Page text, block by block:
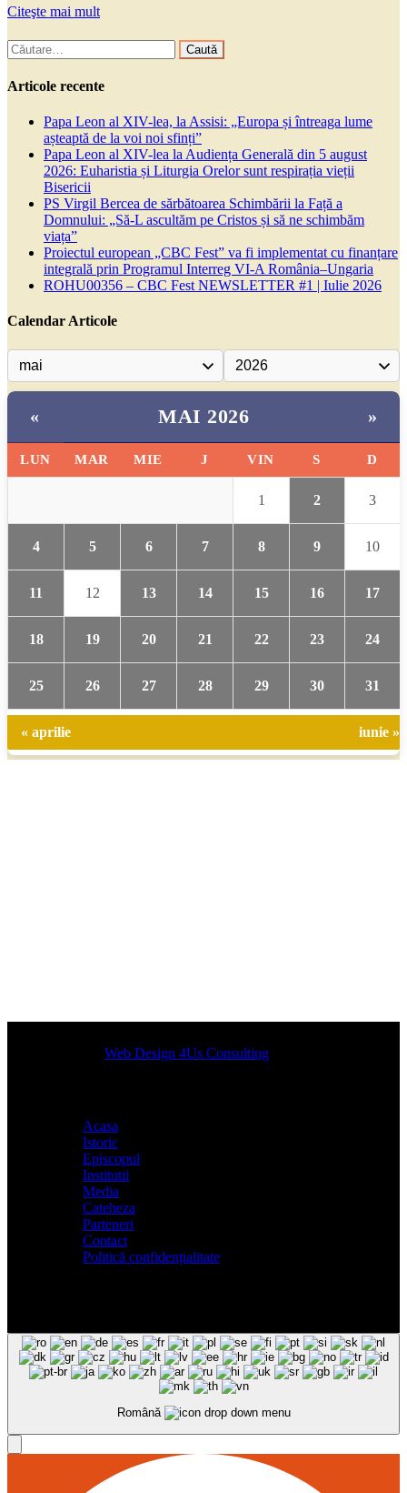
Citeşte mai mult
Caută
după:
Articole recente
Papa Leon al XIV-lea, la Assisi: „Europa și întreaga lume
așteaptă de la voi noi sfinți”
Papa Leon al XIV-lea la Audiența Generală din 5 august
2026: Euharistia și Liturgia Orelor sunt respirația vieții
Bisericii
PS Virgil Bercea de sărbătoarea Schimbării la Față a
Domnului: „Să-L ascultăm pe Cristos și să ne schimbăm
viața”
Proiectul european „CBC Fest” va fi implementat cu finanțare
integrală prin Programul Interreg VI-A România–Ungaria
ROHU00356 – CBC Fest NEWSLETTER #1 | Iulie 2026
Calendar Articole
« MAI 2026 »
LUN MAR MIE J VIN S D
1 2 3
4 5 6 7 8 9 10
11 12 13 14 15 16 17
18 19 20 21 22 23 24
25 26 27 28 29 30 31
« aprilie iunie »
Designed byWeb Design 4Us Consulting
Acasa
Istoric
Episcopul
Institutii
Media
Cateheza
Parteneri
Contact
Politică confidențialitate
Română